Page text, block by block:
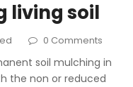
living soil
0 Comments
soil mulching in
the non or reduced